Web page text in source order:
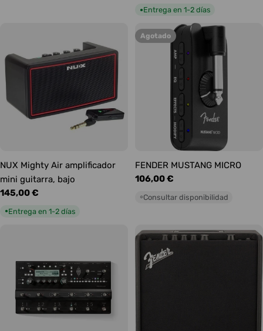
habitual
●Entrega en 1-2 días
NUX Mighty Air amplificador
mini guitarra, bajo
Precio
145,00 €
●Entrega en 1-2 días
Agotado
FENDER MUSTANG MICRO
Precio
106,00 €
○Consultar disponibilidad